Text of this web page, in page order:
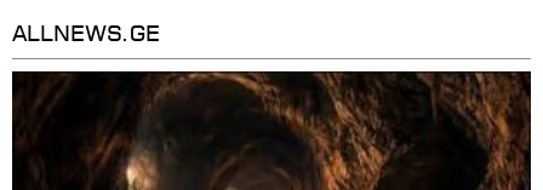
17:13 / 08-08-2026
"დასავლეთმა საქართველო
ჩვენ წინააღმდეგ
გეოპოლიტიკური ბრძოლის
უგუნურ იარაღად გამოიყენა" -
დიმიტრი მედვედევი
ALLNEWS.GE